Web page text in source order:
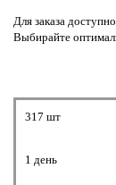
Для заказа
Выбирайте
317 шт
1 день